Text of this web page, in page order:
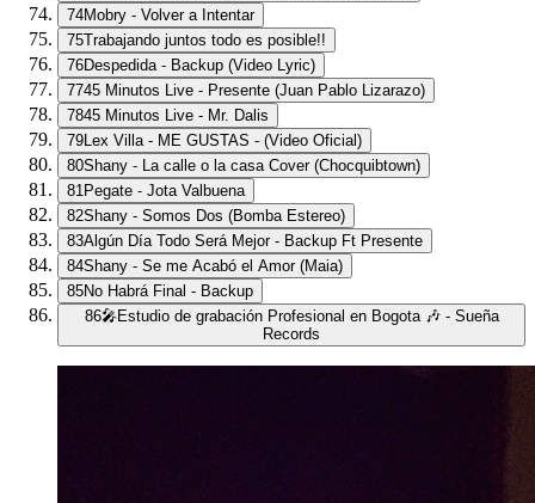
74Mobry - Volver a Intentar
75Trabajando juntos todo es posible!!
76Despedida - Backup (Video Lyric)
77
45 Minutos Live - Presente (Juan Pablo Lizarazo)
78
45 Minutos Live - Mr. Dalis
79Lex Villa - ME GUSTAS - (Video Oficial)
80Shany - La calle o la casa Cover (Chocquibtown)
81Pegate - Jota Valbuena
82Shany - Somos Dos (Bomba Estereo)
83Algún Día Todo Será Mejor - Backup Ft Presente
84Shany - Se me Acabó el Amor (Maia)
85No Habrá Final - Backup
86🎤Estudio de grabación Profesional en Bogota 🎶 - Sueña
Records